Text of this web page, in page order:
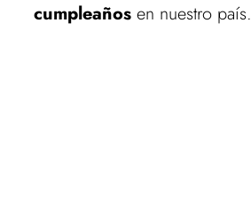
cumpleaños en nuestro país.